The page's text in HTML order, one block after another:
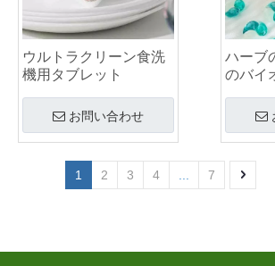
ウルトラクリーン食洗
機用タブレット
お問い合わせ
ハーブ
のバイ
1 2 3 4 ... 7